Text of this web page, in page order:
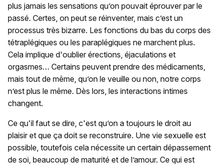
plus jamais les sensations qu’on pouvait éprouver par le
passé. Certes, on peut se réinventer, mais c’est un
processus très bizarre. Les fonctions du bas du corps des
tétraplégiques ou les paraplégiques ne marchent plus.
Cela implique d'oublier érections, éjaculations et
orgasmes… Certains peuvent prendre des médicaments,
mais tout de même, qu’on le veuille ou non, notre corps
n’est plus le même. Dès lors, les interactions intimes
changent.
Ce qu'il faut se dire, c'est qu’on a toujours le droit au
plaisir et que ça doit se reconstruire. Une vie sexuelle est
possible, toutefois cela nécessite un certain dépassement
de soi, beaucoup de maturité et de l’amour. Ce qui est